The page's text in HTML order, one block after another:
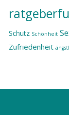
Schutz Schönheit
Zufriedenheit